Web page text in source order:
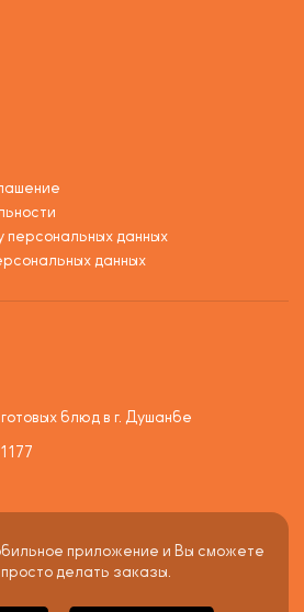
персональных данных
данных
блюд в г. Душанбе
приложение и Вы сможете
просто делать заказы.